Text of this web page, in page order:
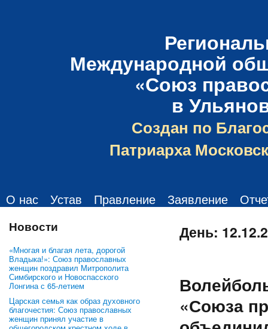
Международной
«Союз
в
Создан по
Патриарха
О нас Устав Правление Заявление
Новости
«Многая и благая лета, дорогой
Владыка!»: Союз православных
женщин поздравил Митрополита
Симбирского и Новоспасского
Лонгина с 65-летием
Царская семья как образ духовного
благочестия: Союз православных
женщин принял участие в
День:
«Союза